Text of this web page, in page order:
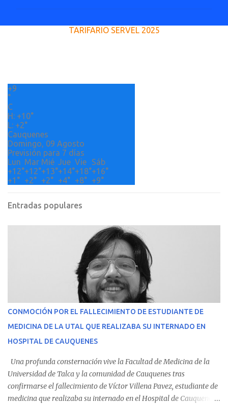
s
TARIFARIO SERVEL 2025
+9
°
C
H: +10°
L: +2°
Cauquenes
Domingo, 09 Agosto
Previsión para 7 días
Lun Mar Mié Jue Vie
Sáb
+12°+12°+13°+14°+18°+16°
+1° +2° +2° +4° +8° +9°
Entradas populares
CONMOCIÓN POR EL FALLECIMIENTO DE ESTUDIANTE DE
MEDICINA DE LA UTAL QUE REALIZABA SU INTERNADO EN
HOSPITAL DE CAUQUENES
Una profunda consternación vive la Facultad de Medicina de la
Universidad de Talca y la comunidad de Cauquenes tras
confirmarse el fallecimiento de Víctor Villena Pavez, estudiante de
medicina que realizaba su internado en el Hospital de Cauquenes.